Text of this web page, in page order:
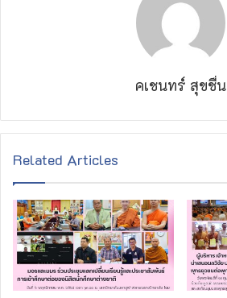
คเชนทร์ สุขชื่น
Related Articles